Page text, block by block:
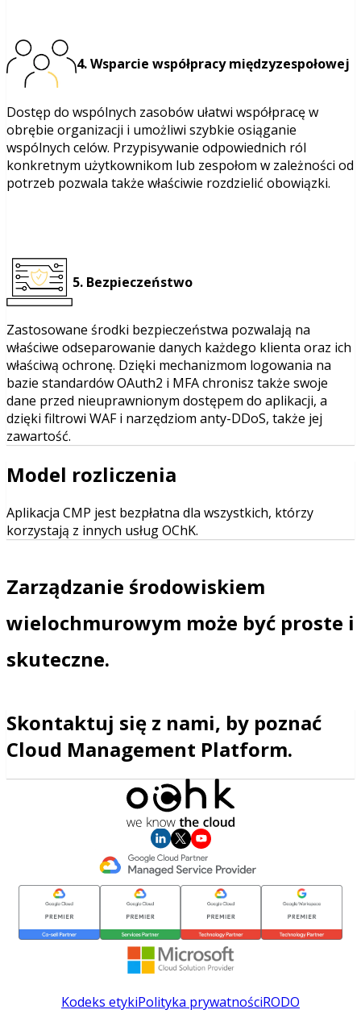
4. Wsparcie współpracy międzyzespołowej
Dostęp do wspólnych zasobów ułatwi współpracę w
obrębie organizacji i umożliwi szybkie osiąganie
wspólnych celów. Przypisywanie odpowiednich ról
konkretnym użytkownikom lub zespołom w zależności od
potrzeb pozwala także właściwie rozdzielić obowiązki.
5. Bezpieczeństwo
Zastosowane środki bezpieczeństwa pozwalają na
właściwe odseparowanie danych każdego klienta oraz ich
właściwą ochronę. Dzięki mechanizmom logowania na
bazie standardów OAuth2 i MFA chronisz także swoje
dane przed nieuprawnionym dostępem do aplikacji, a
dzięki filtrowi WAF i narzędziom anty-DDoS, także jej
zawartość.
Model rozliczenia
Aplikacja CMP jest bezpłatna dla wszystkich, którzy
korzystają z innych usług OChK.
Zarządzanie środowiskiem
wielochmurowym może być proste i
skuteczne.
Skontaktuj się z nami, by poznać
Cloud Management Platform.
Kodeks etykiPolityka prywatnościRODO